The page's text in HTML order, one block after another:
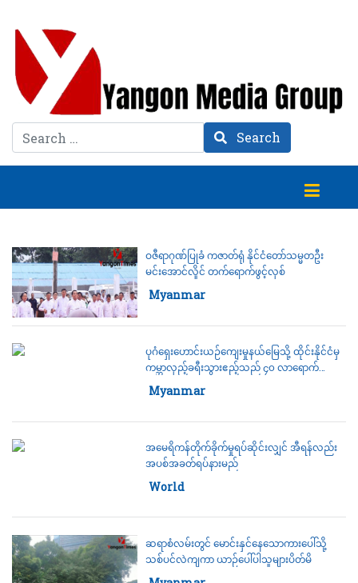
Search Search
ဝဇီရာဂုဏ်ပြုခံ ကဇာတ်ရုံ နိုင်ငံတော်သမ္မတဦး
မင်းအောင်လှိုင် တက်ရောက်ဖွင့်လှစ်
Category:
Myanmar
ပုဂံရှေးဟောင်းယဉ်ကျေးမှုနယ်မြေသို့ ထိုင်းနိုင်ငံမှ
ကမ္ဘာလှည့်ခရီးသွားဧည့်သည် ၄၀ လာရောက်
လည်ပတ်
Category:
Myanmar
အမေရိကန်တိုက်ခိုက်မှုရပ်ဆိုင်းလျှင် အီရန်လည်း
အပစ်အခတ်ရပ်နားမည်
Category:
World
ဆရာစံလမ်းတွင် မောင်းနှင်နေသောကားပေါ်သို့
သစ်ပင်လဲကျကာ ယာဉ်ပေါ်ပါသူများပိတ်မိ